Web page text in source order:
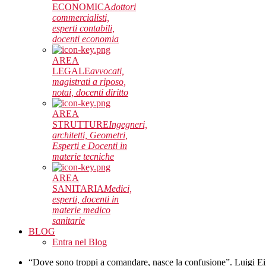
ECONOMICAdottori
commercialisti,
esperti contabili,
docenti economia
AREA
LEGALEavvocati,
magistrati a riposo,
notai, docenti diritto
AREA
STRUTTUREIngegneri,
architetti, Geometri,
Esperti e Docenti in
materie tecniche
AREA
SANITARIAMedici,
esperti, docenti in
materie medico
sanitarie
BLOG
Entra nel Blog
“Dove sono troppi a comandare, nasce la confusione”. Luigi